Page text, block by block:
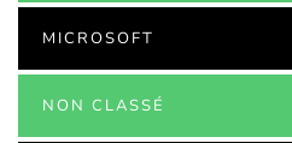
MICROSOFT
NON CLASSÉ